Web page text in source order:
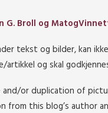
G. Broll og
tekst og bilder, kan
artikkel og skal
and/or duplication of
from this blog’s author